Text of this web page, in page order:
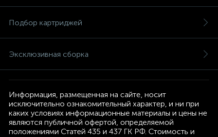
Подбор картриджей
Эксклюзивная сборка
Информация, размещенная на сайте, носит
исключительно ознакомительный характер, и ни при
каких условиях информационные материалы и цены не
являются публичной офертой, определяемой
положениями Статей 435 и 437 ГК РФ. Стоимость и